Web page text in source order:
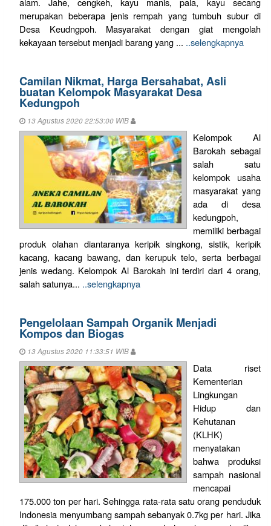
merupakan beberapa jenis rempah yang tumbuh subur di
Desa Keudngpoh. Masyarakat dengan giat mengolah
kekayaan tersebut menjadi barang yang ... ..selengkapnya
Camilan Nikmat, Harga Bersahabat, Asli
buatan Kelompok Masyarakat Desa
Kedungpoh
13 Agustus 2020 22:53:00 WIB
Kelompok Al
Barokah sebagai
salah satu
kelompok usaha
masyarakat yang
ada di desa
kedungpoh,
memiliki berbagai
produk olahan diantaranya keripik singkong, sistik, keripik
kacang, kacang bawang, dan kerupuk telo, serta berbagai
jenis wedang. Kelompok Al Barokah ini terdiri dari 4 orang,
salah satunya... ..selengkapnya
Pengelolaan Sampah Organik Menjadi
Kompos dan Biogas
13 Agustus 2020 11:33:51 WIB
Data riset
Kementerian
Lingkungan
Hidup dan
Kehutanan
(KLHK)
menyatakan
bahwa produksi
sampah nasional
mencapai
175.000 ton per hari. Sehingga rata-rata satu orang penduduk
Indonesia menyumbang sampah sebanyak 0.7kg per hari. Jika